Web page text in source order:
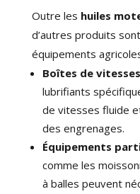
Outre les huiles
d’autres produits
équipements
Boîtes de
lubrifiants
de vitesses fluide
des engrenages.
Équipements
comme les
à balles peuvent